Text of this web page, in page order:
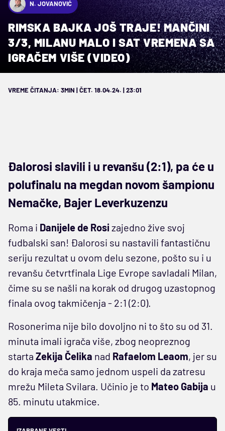
N. JOVANOVIĆ
RIMSKA BAJKA JOŠ TRAJE! MANČINI
3/3, MILANU MALO I SAT VREMENA SA
IGRAČEM VIŠE (VIDEO)
VREME ČITANJA: 3MIN | ČET. 18.04.24. | 23:01
Đalorosi slavili i u revanšu (2:1), pa će u
polufinalu na megdan novom šampionu
Nemačke, Bajer Leverkuzenzu
Roma i Danijelede Rosi zajedno žive svoj
fudbalski san! Đalorosi su nastavili fantastičnu
seriju rezultat u ovom delu sezone, pošto su i u
revanšu četvrtfinala Lige Evrope savladali Milan,
čime su se našli na korak od drugog uzastopnog
finala ovog takmičenja - 2:1 (2:0).
Rosonerima nije bilo dovoljno ni to što su od 31.
minuta imali igrača više, zbog neopreznog
starta Zekija Čelika nad Rafaelom Leaom, jer su
do kraja meča samo jednom uspeli da zatresu
mrežu Mileta Svilara. Učinio je to Mateo Gabija u
85. minutu utakmice.